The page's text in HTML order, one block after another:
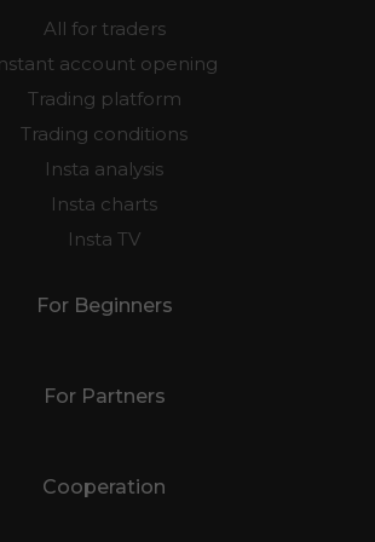
For Traders
All for traders
Instant account opening
Trading platform
Trading conditions
Insta analysis
Insta TV